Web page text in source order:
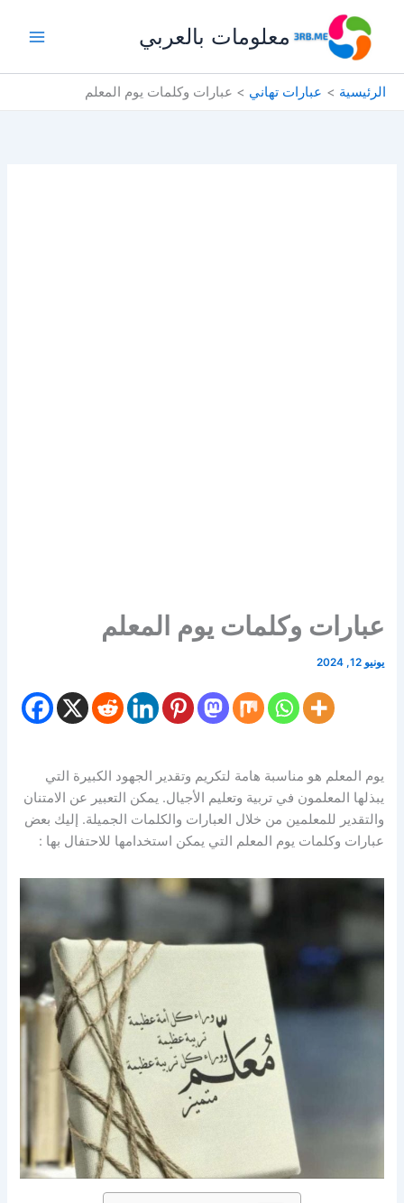
المحتوى
معلومات بالعربي
الرئيسية عبارات تهاني عبارات وكلمات يوم المعلم
عبارات وكلمات يوم المعلم
يونيو 12, 2024
يوم المعلم هو مناسبة هامة لتكريم وتقدير الجهود الكبيرة التي
يبذلها المعلمون في تربية وتعليم الأجيال. يمكن التعبير عن الامتنان
والتقدير للمعلمين من خلال العبارات والكلمات الجميلة. إليك بعض
عبارات وكلمات يوم المعلم التي يمكن استخدامها للاحتفال بها :